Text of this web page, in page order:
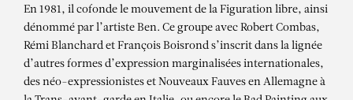
En 1981, il cofonde le mouvement de la Figuration libre, ainsi
dénommé par l’artiste Ben. Ce groupe avec Robert Combas,
Rémi Blanchard et François Boisrond s’inscrit dans la lignée
d’autres formes d’expression marginalisées internationales,
des néo-expressionistes et Nouveaux Fauves en Allemagne à